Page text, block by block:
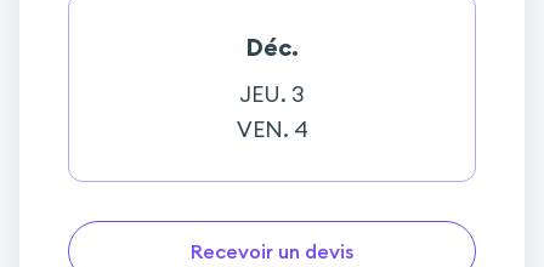
Déc.
JEU. 3
VEN. 4
Recevoir un devis